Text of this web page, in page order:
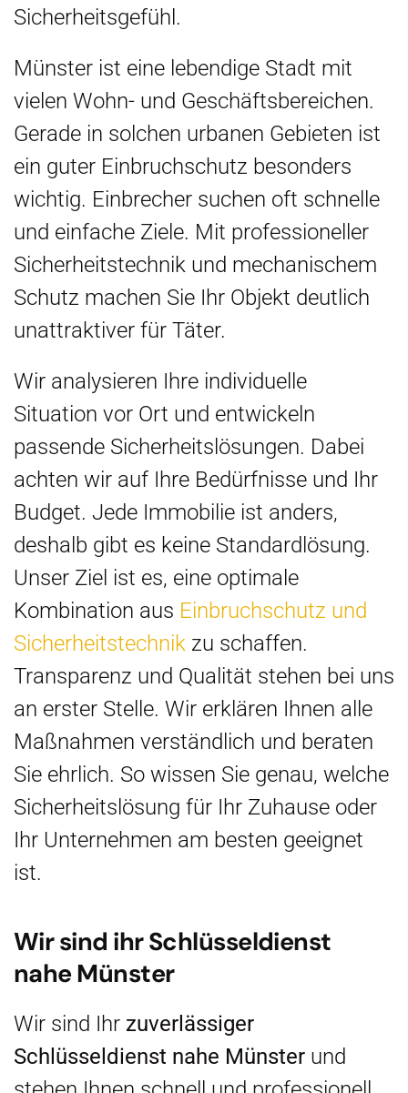
Sicherheitsgefühl.
Münster ist eine lebendige Stadt mit
vielen Wohn- und Geschäftsbereichen.
Gerade in solchen urbanen Gebieten ist
ein guter Einbruchschutz besonders
wichtig. Einbrecher suchen oft schnelle
und einfache Ziele. Mit professioneller
Sicherheitstechnik und mechanischem
Schutz machen Sie Ihr Objekt deutlich
unattraktiver für Täter.
Wir analysieren Ihre individuelle
Situation vor Ort und entwickeln
passende Sicherheitslösungen. Dabei
achten wir auf Ihre Bedürfnisse und Ihr
Budget. Jede Immobilie ist anders,
deshalb gibt es keine Standardlösung.
Unser Ziel ist es, eine optimale
Kombination aus Einbruchschutz und
Sicherheitstechnik zu schaffen.
Transparenz und Qualität stehen bei uns
an erster Stelle. Wir erklären Ihnen alle
Maßnahmen verständlich und beraten
Sie ehrlich. So wissen Sie genau, welche
Sicherheitslösung für Ihr Zuhause oder
Ihr Unternehmen am besten geeignet
ist.
Wir sind ihr Schlüsseldienst
nahe Münster
Wir sind Ihr zuverlässiger
Schlüsseldienst nahe Münster und